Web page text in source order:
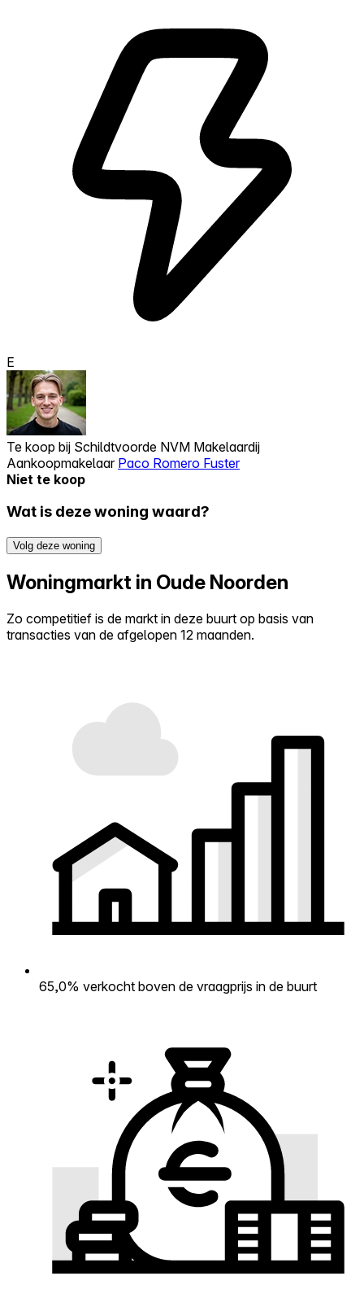
E
Te koop bij Schildtvoorde NVM Makelaardij
Aankoopmakelaar Paco Romero Fuster
Niet te koop
Wat is deze woning waard?
Volg deze woning
Woningmarkt in Oude Noorden
Zo competitief is de markt in deze buurt op basis van
transacties van de afgelopen 12 maanden.
65,0% verkocht boven de vraagprijs in de buurt